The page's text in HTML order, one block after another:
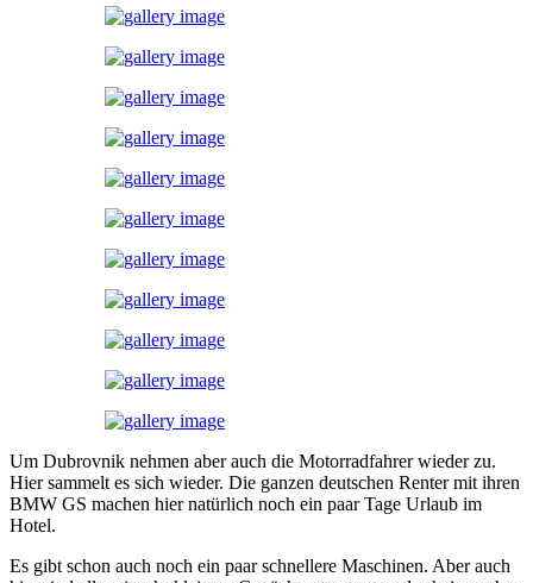
Um Dubrovnik nehmen aber auch die Motorradfahrer wieder zu.
Hier sammelt es sich wieder. Die ganzen deutschen Renter mit ihren
BMW GS machen hier natürlich noch ein paar Tage Urlaub im
Hotel.
Es gibt schon auch noch ein paar schnellere Maschinen. Aber auch